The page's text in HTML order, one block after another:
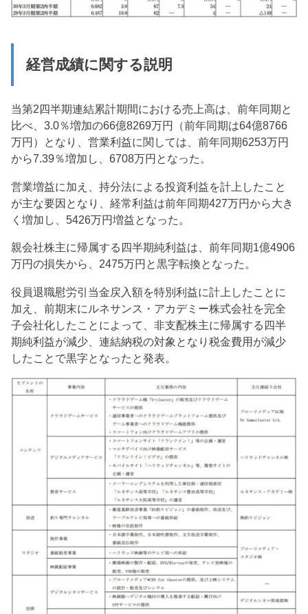
経営成績に関する説明
当第2四半期連結累計期間における売上高は、前年同期と
比べ、3.0％増加の66億8269万円（前年同期は64億8766
万円）となり、営業利益に関しては、前年同期6253万円
から7.39％増加し、6708万円となった。
営業増益に加え、持分法による投資利益を計上したこと
が主な要因となり、経常利益は前年同期427万円から大き
く増加し、5426万円増益となった。
親会社株主に帰属する四半期純利益は、前年同期1億4906
万円の損失から、2475万円と黒字転換となった。
役員退職慰労引当金戻入額を特別利益に計上したことに
加え、前期末にルネサンス・アカデミー株式会社を完全
子会社化したことによって、非支配株主に帰属する四半
期純利益が減少、連結納税の対象となり税金費用が減少
したことで黒字となったと発表。